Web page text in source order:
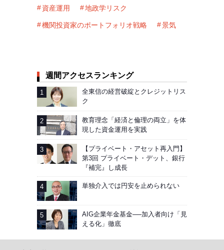
資産運用 地政学リスク
機関投資家のポートフォリオ戦略 景気
週間アクセスランキング
全東信の経営破綻とクレジットリス
ク
教育理念「経済と倫理の両立」を体
現した資金運用を実践
【プライベート・アセット再入門】
第3回 プライベート・デット、銀行
『補完』し成長
単独介入では円安を止められない
AIG企業年金基金──加入者向け「見
える化」徹底